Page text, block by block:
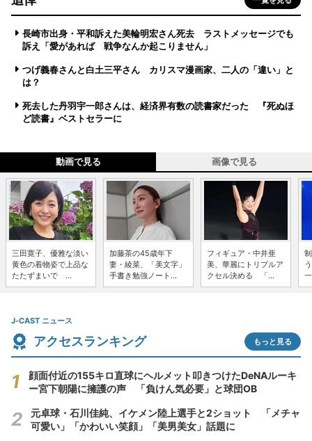
長崎市出身・平和訴えた美輪明宏さん死去 ラストメッセージでも
訴え「愛があれば 戦争なんか起こりません」
つげ義春さんと白土三平さん カリスマ漫画家、二人の「違い」と
は？
死去した丹羽宇一郎さんは、経済界有数の読書家だった 『死ぬほ
ど読書』ベストセラーに
動画で見る 画像で見る
三田寛子、優雅な淡い
黄色の着物姿で上品な
たたずまいで ...
加藤茶の45歳年下
妻・綾菜、「美文字」
手書き勉強ノート...
フィギュア・中井亜
美、華麗にトリプルア
クセル決める 「...
J-CAST ニュース
アクセスランキング もっと見る
顔面付近の155キロ直球にヘルメット叩きつけたDeNAルーキ
ー宮下朝陽に擁護の声 「負けん気必要」と球団OB
元卓球・石川佳純、イケメン陸上選手と2ショット 「メチャ
可愛い」「かわいい笑顔」「美男美女」話題に